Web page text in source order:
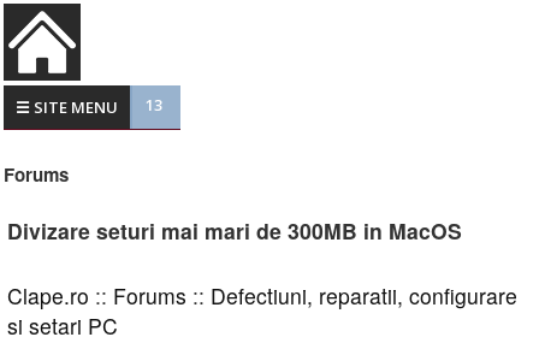
☰ SITE MENU 13
Forums
Divizare seturi mai mari de 300MB in MacOS
Clape.ro :: Forums :: Defectiuni, reparatii, configurare
si setari PC